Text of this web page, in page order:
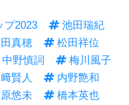
プ2023
池田瑞紀
真穂
松田祥位
野慎詞
梅川風子
賢人
内野艶和
悠未
橋本英也